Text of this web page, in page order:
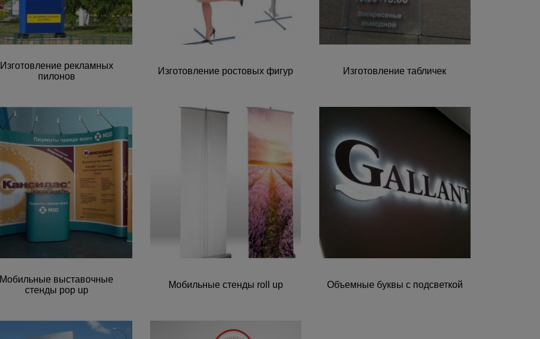
Изготовление рекламных
пилонов
Изготовление ростовых фигур Изготовление табличек
Мобильные выставочные
стенды pop up
Мобильные стенды roll up Объемные буквы с подсветкой